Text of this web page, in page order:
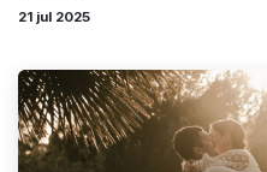
21 jul 2025